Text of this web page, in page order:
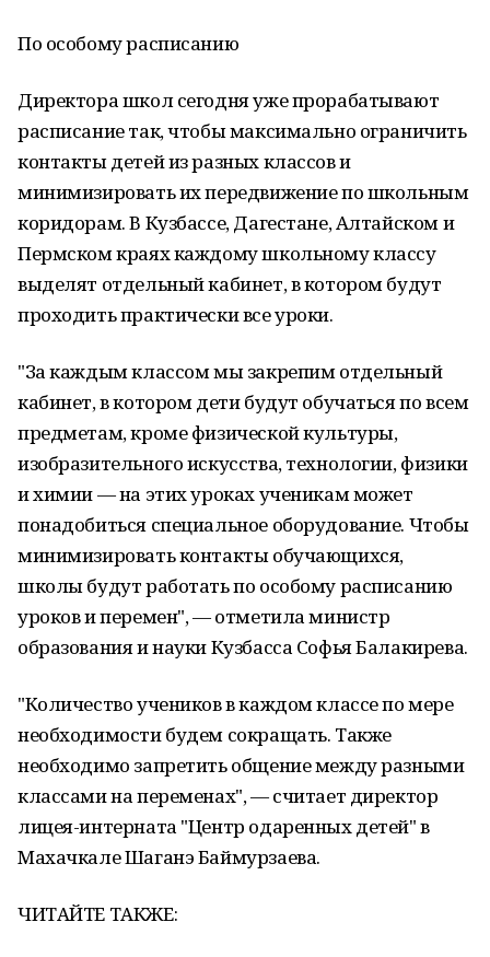
По особому расписанию
Директора школ сегодня уже прорабатывают
расписание так, чтобы максимально ограничить
контакты детей из разных классов и
минимизировать их передвижение по школьным
коридорам. В Кузбассе, Дагестане, Алтайском и
Пермском краях каждому школьному классу
выделят отдельный кабинет, в котором будут
проходить практически все уроки.
"За каждым классом мы закрепим отдельный
кабинет, в котором дети будут обучаться по всем
предметам, кроме физической культуры,
изобразительного искусства, технологии, физики
и химии — на этих уроках ученикам может
понадобиться специальное оборудование. Чтобы
минимизировать контакты обучающихся,
школы будут работать по особому расписанию
уроков и перемен", — отметила министр
образования и науки Кузбасса Софья Балакирева.
"Количество учеников в каждом классе по мере
необходимости будем сокращать. Также
необходимо запретить общение между разными
классами на переменах", — считает директор
лицея-интерната "Центр одаренных детей" в
Махачкале Шаганэ Баймурзаева.
ЧИТАЙТЕ ТАКЖЕ: